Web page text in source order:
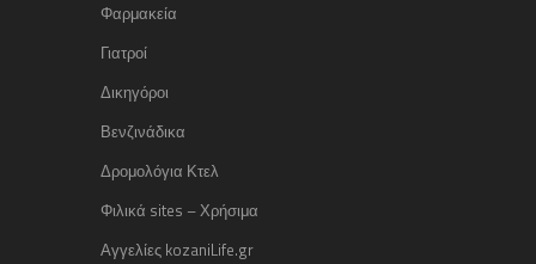
Φαρμακεία
Γιατροί
Δικηγόροι
Βενζινάδικα
Δρομολόγια Κτελ
Φιλικά sites – Χρήσιμα
Αγγελίες kozaniLife.gr